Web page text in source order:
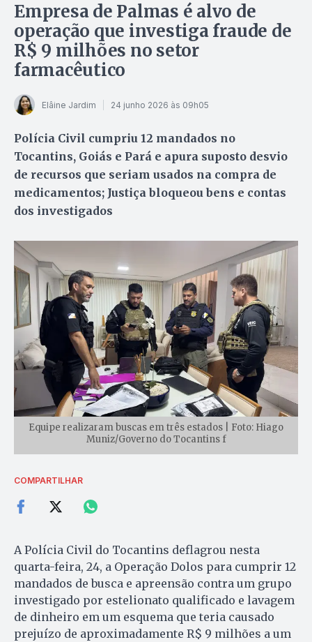
Empresa de Palmas é alvo de
operação que investiga fraude de
R$ 9 milhões no setor
farmacêutico
Elâine Jardim 24 junho 2026 às 09h05
Polícia Civil cumpriu 12 mandados no
Tocantins, Goiás e Pará e apura suposto desvio
de recursos que seriam usados na compra de
medicamentos; Justiça bloqueou bens e contas
dos investigados
Equipe realizaram buscas em três estados | Foto: Hiago
Muniz/Governo do Tocantins f
COMPARTILHAR
A Polícia Civil do Tocantins deflagrou nesta
quarta-feira, 24, a Operação Dolos para cumprir 12
mandados de busca e apreensão contra um grupo
investigado por estelionato qualificado e lavagem
de dinheiro em um esquema que teria causado
prejuízo de aproximadamente R$ 9 milhões a um